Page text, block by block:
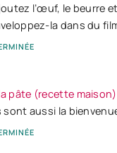
l’œuf, le beurre
la dans du
pâte (recette maison)
sont aussi la